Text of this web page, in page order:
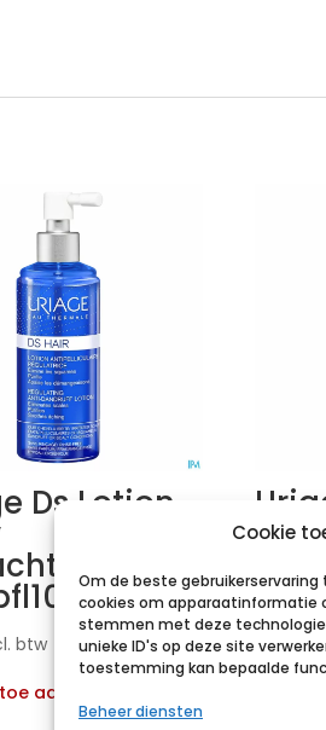
Cookie
Om de beste
cookies om apparaatinformatie
stemmen met deze
unieke ID's op deze site
toestemming kan bepaalde
Beheer diensten
Ds Lotion
parf
btw
aan verlanglijst
40ml
€8,80